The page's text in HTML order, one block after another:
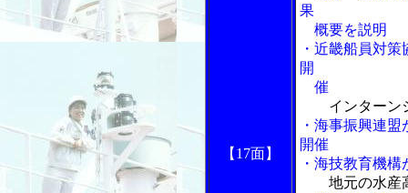
【17面】
果
概要を説明
・近畿船員対
開
催
インターン
・海事振興連
開催
・海技教育機
地元の水産